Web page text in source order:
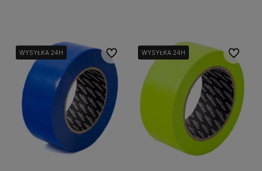
WYSYŁKA 24H
WYSYŁKA 24H
WYSYŁKA 24H Do ulubionychWYSYŁKA 24H
WYSYŁKA 24H
WYSYŁKA 24H Do